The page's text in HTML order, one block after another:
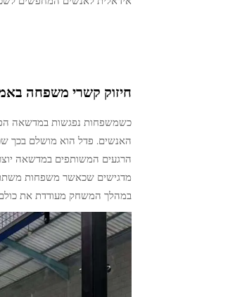
חיזוק קשרי משפחה
כשמשפחות נפגשות במדשאה
האנשים. פדל הוא מושלם בכך
הרגעים המשותפים במדשאה
מדגישים שכאשר משפחות
במהלך המשחק מעודדת את כולם